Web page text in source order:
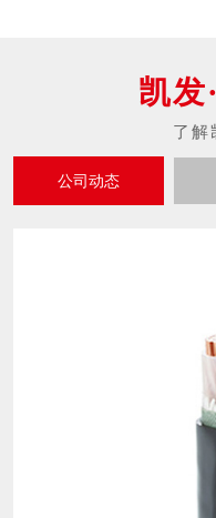
公司动态